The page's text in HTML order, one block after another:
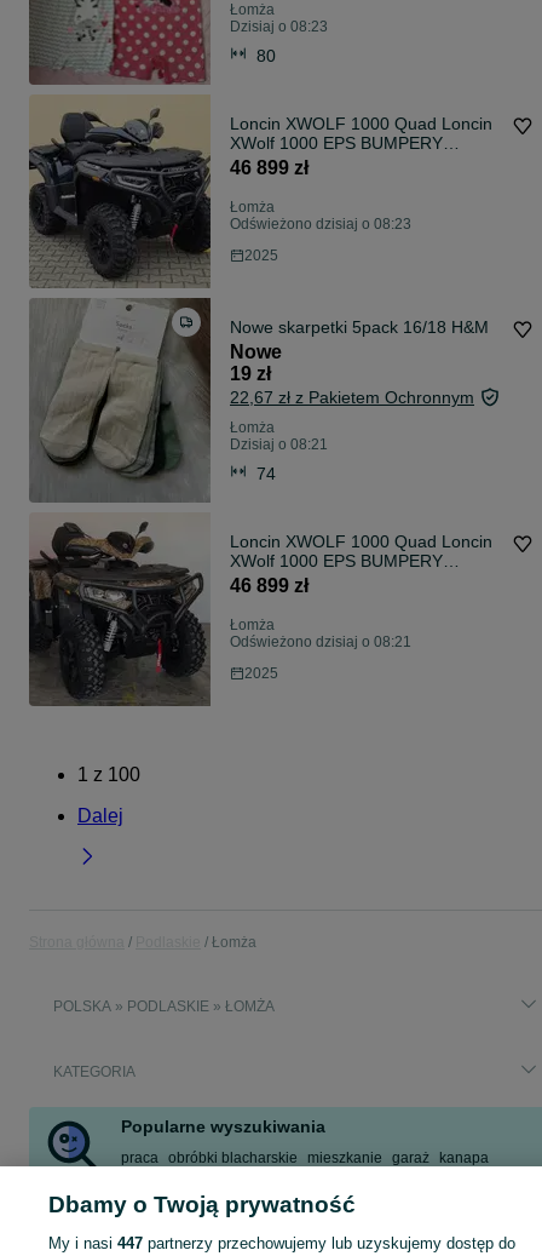
Łomża
Dzisiaj o 08:23
80
Loncin XWOLF 1000 Quad Loncin
XWolf 1000 EPS BUMPERY
ZDERZAKI 99KM
46 899 zł
Łomża
Odświeżono dzisiaj o 08:23
2025
Nowe skarpetki 5pack 16/18 H&M
Nowe
19 zł
22,67 zł z Pakietem Ochronnym
Łomża
Dzisiaj o 08:21
74
Loncin XWOLF 1000 Quad Loncin
XWolf 1000 EPS BUMPERY
ZDERZAKI 99KM
46 899 zł
Łomża
Odświeżono dzisiaj o 08:21
2025
1 z 100
Dalej
Łomża
POLSKA » PODLASKIE » ŁOMŻA
KATEGORIA
Popularne wyszukiwania
praca obróbki blacharskie mieszkanie garaż
kanapa
Dbamy o Twoją prywatność
My i nasi 447partnerzy przechowujemy lub uzyskujemy dostęp do